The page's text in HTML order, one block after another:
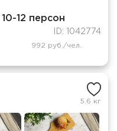
12 персон
ID: 1042774
992 руб./чел.
5.6 кг